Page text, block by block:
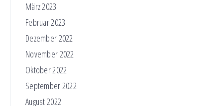
März 2023
Februar 2023
Dezember 2022
November 2022
Oktober 2022
September 2022
August 2022